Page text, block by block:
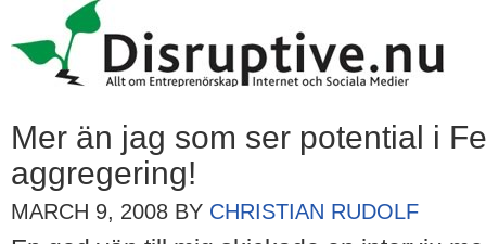
Mer än jag som ser potential i
aggregering!
MARCH 9, 2008 BY CHRISTIAN RUDOLF